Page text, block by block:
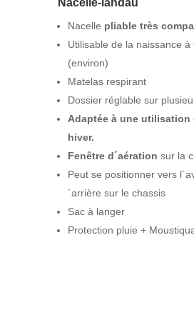
Nacelle pliable très
Utilisable de la naissance à
(environ)
Matelas respirant
Dossier réglable sur
Adaptée à une utilisation
hiver.
Fenêtre d´aération sur la
Peut se positionner vers
´arrière sur le chassis
Sac à langer
Protection pluie +